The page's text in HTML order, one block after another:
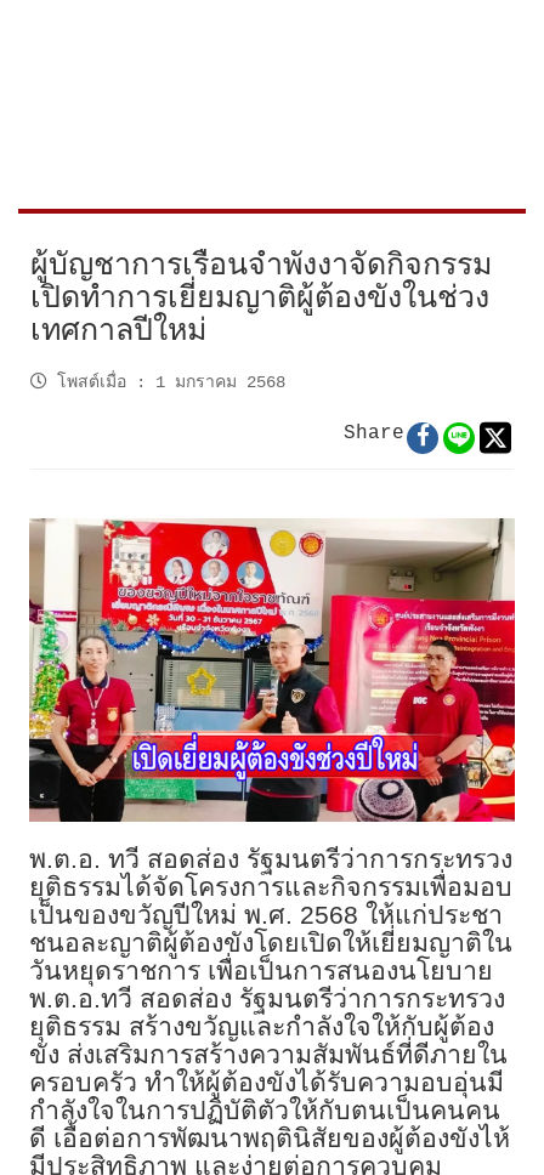
ผู้บัญชาการเรือนจำพังงาจัดกิจกรรม
เปิดทำการเยี่ยมญาติผู้ต้องขังในช่วง
เทศกาลปีใหม่
โพสต์เมื่อ : 1 มกราคม 2568
Share
พ.ต.อ. ทวี สอดส่อง รัฐมนตรีว่าการกระทรวง
ยุติธรรมได้จัดโครงการและกิจกรรมเพื่อมอบ
เป็นของขวัญปีใหม่ พ.ศ. 2568 ให้แก่ประชา
ชนอละญาติผู้ต้องขังโดยเปิดให้เยี่ยมญาติใน
วันหยุดราชการ เพื่อเป็นการสนองนโยบาย
พ.ต.อ.ทวี สอดส่อง รัฐมนตรีว่าการกระทรวง
ยุติธรรม สร้างขวัญและกำลังใจให้กับผู้ต้อง
ขัง ส่งเสริมการสร้างความสัมพันธ์ที่ดีภายใน
ครอบครัว ทำให้ผู้ต้องขังได้รับความอบอุ่นมี
กำลังใจในการปฏิบัติตัวให้กับตนเป็นคนคน
ดี เอื้อต่อการพัฒนาพฤตินิสัยของผู้ต้องขังไห้
มีประสิทธิภาพ และง่ายต่อการควบคุม